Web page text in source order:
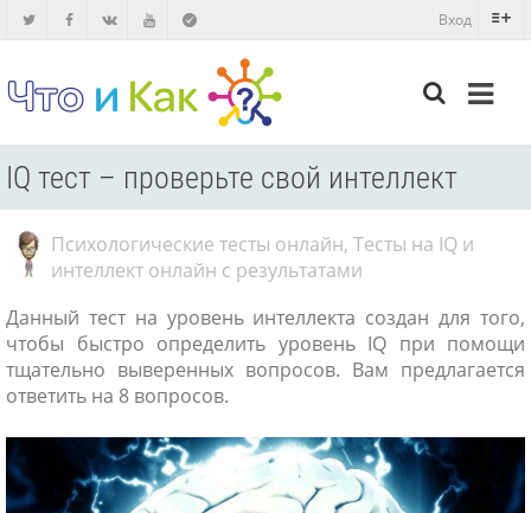
Вход
IQ тест – проверьте свой интеллект
Психологические тесты онлайн,Тесты на IQ и
интеллект онлайн с результатами
Данный тест на уровень интеллекта создан для того,
чтобы быстро определить уровень IQ при помощи
тщательно выверенных вопросов. Вам предлагается
ответить на 8 вопросов.